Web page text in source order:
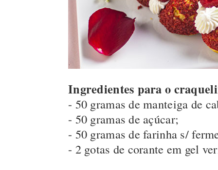
Ingredientes para o
- 50 gramas de manteiga de
- 50 gramas de açúcar;
- 50 gramas de farinha s/
- 2 gotas de corante em gel